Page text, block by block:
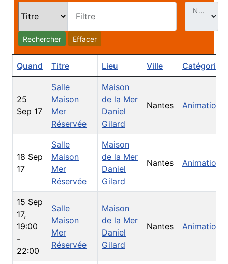
Filtre
Rechercher Effacer
Nb. Évt par page
Quand Titre Lieu Ville Catégorie
25
Sep 17
Salle
Maison
Mer
Réservée
Maison
de la Mer
Daniel
Gilard
Nantes Animations
18 Sep
17
Salle
Maison
Mer
Réservée
Maison
de la Mer
Daniel
Gilard
Nantes Animations
15 Sep
17,
19:00
-
22:00
Salle
Maison
Mer
Réservée
Maison
de la Mer
Daniel
Gilard
Nantes Animations